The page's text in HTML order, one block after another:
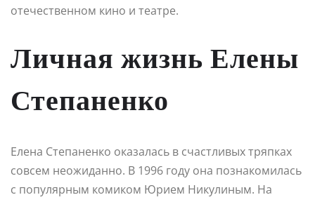
отечественном кино и театре.
Личная жизнь Елены
Степаненко
Елена Степаненко оказалась в счастливых тряпках
совсем неожиданно. В 1996 году она познакомилась
с популярным комиком Юрием Никулиным. На